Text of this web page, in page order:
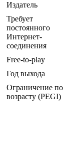
Издатель
Требует
постоянного
Интернет-
соединения
Free-to-play
Год выхода
Ограничение по
возрасту (PEGI)